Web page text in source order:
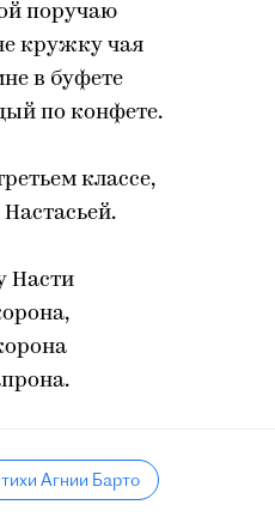
поручаю
кружку чая
в буфете
по конфете.
классе,
Настасьей.
Насти
Агнии Барто